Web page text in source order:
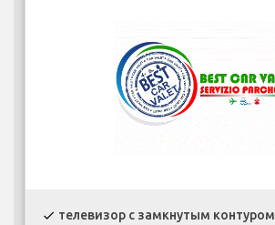
check телевизор с замкнутым контуром